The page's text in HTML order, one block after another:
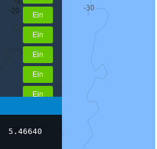
5.46640